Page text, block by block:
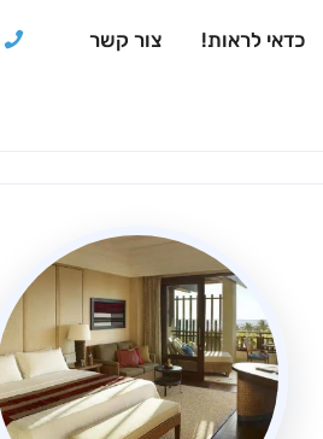
כדאי לראות! צור קשר